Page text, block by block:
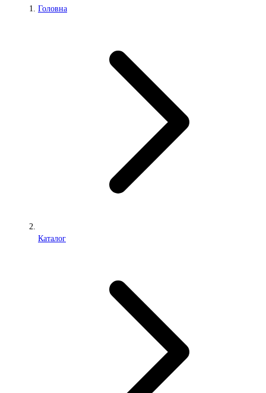
Головна
Каталог